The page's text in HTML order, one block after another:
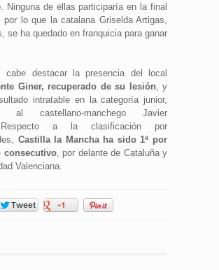
Ninguna de ellas participaría en la final
por lo que la catalana Griselda Artigas,
se ha quedado en franquicia para ganar
cabe destacar la presencia del local
Giner, recuperado de su lesión , y
intratable en la categoría junior,
al castellano-manchego Javier
a la clasificación por
Castilla la Mancha ha sido 1ª por
consecutivo, por delante de Cataluña y
Valenciana.